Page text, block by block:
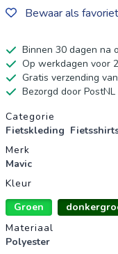
Bewaar als favoriet
Binnen 30 dagen na
Op werkdagen voor
Gratis verzending
Bezorgd door PostNL
Productgegevens
Categorie
Fietskleding
Merk
Mavic
Kleur
Groen
Materiaal
Polyester